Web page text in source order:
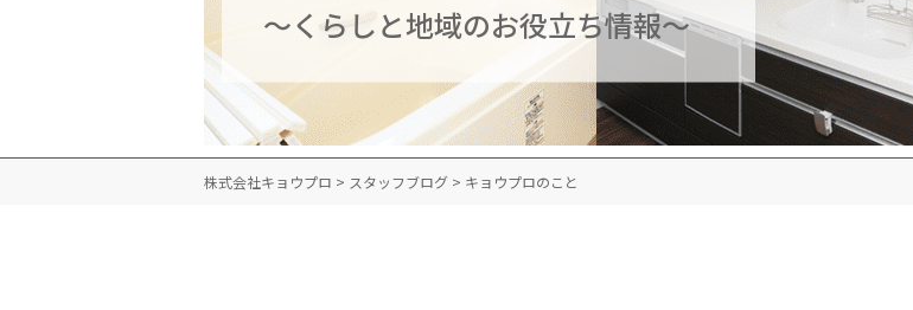
～くらしと地域のお役立ち情報～
株式会社キョウプロ > スタッフブログ > キョウプロのこと